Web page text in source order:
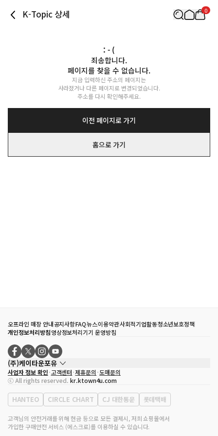
K-Topic 상세 0
: - (
죄송합니다.
페이지를 찾을 수 없습니다.
지금 입력하신 주소의 페이지는
사라졌거나 다른 페이지로 변경되었습니다.
주소를 다시 확인해주세요.
이전 페이지로 가기
홈으로 가기
오프라인 매장 안내공지사항FAQ뉴스이용약관사회적기업활동청소년보호정책
개인정보처리방침영상정보처리기기 운영방침
(주)케이타운포유
대표자
송효민
사업자등록번호
120-87-71116
통신판매업 신고번호 제2011-서울강남-02223
대표전화
02-552-9855
사업자 정보 확인 고객센터 제휴문의 도매문의
ⓒ All rights reserved. kr.ktown4u.com
HANTEO CIRCLE CHART CJ 대한통운 롯데택배
고객님의 안전거래를 위해 현금 등으로 모든 결제시, 저희 쇼핑몰에서
가입한 구매안전 서비스 (에스크로)를 이용하실 수 있습니다.